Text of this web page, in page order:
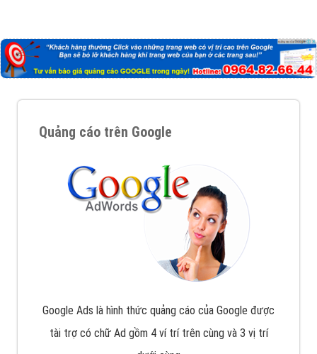
Nếu bạn đang cần quảng cáo, thiết kế web,
triển Website cho doanh nghiệp mình
. Đừng chần
chừ hãy nhấc máy lên và gọi ngay cho chúng tôi theo
Hotline: 0964 82 6644 (24/7) hoặc email:
để được tư vấn chuyên
sâu về giải pháp marketing hiệu quả cho doanh nghiệp